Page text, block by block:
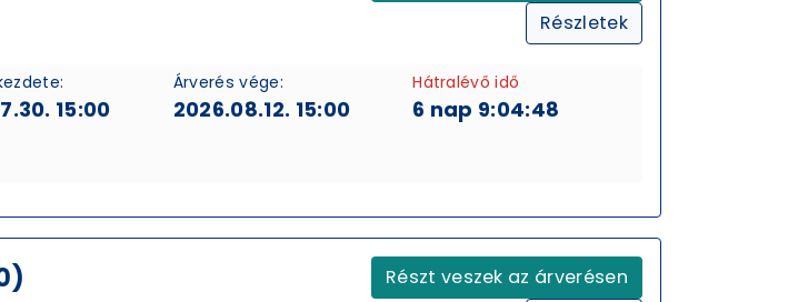
Részletek
15:00
Árverés vége:
2026.08.12. 15:00
Hátralévő idő
6 nap 9:04:48
Részt veszek az árverésen